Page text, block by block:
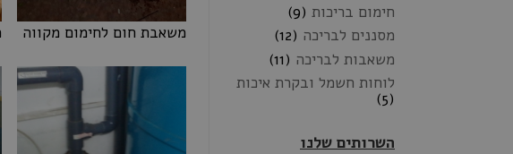
משאבת חום לחימום מקווה
חימום בריכות (9)
מסננים לבריכה (12)
משאבות לבריכה (11)
לוחות חשמל ובקרת איכות
(5)
השרותים שלנו